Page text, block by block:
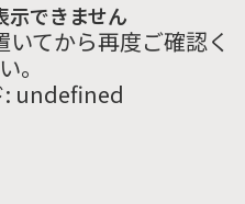
示できません
てから再度ご確認く
。
undefined